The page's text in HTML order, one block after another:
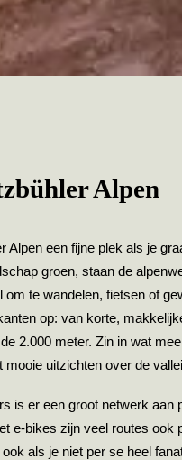
Alpen
Alpen een fijne plek als je
groen, staan de
om te wandelen, fietsen of
op: van korte,
2.000 meter. Zin in wat
mooie uitzichten over de
is er een groot netwerk aan
e-bikes zijn veel routes ook
als je niet per se heel